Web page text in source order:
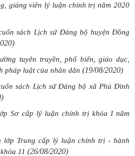
giảng viên lý luận chính trị năm 2020
sách Lịch sử Đảng bộ huyện Đồng
tuyên truyền, phổ biến, giáo dục,
pháp luật của nhân dân (19/08/2020)
sách Lịch sử Đảng bộ xã Phú Đình
Sơ cấp lý luận chính trị khóa I năm
lớp Trung cấp lý luận chính trị - hành
11 (26/08/2020)